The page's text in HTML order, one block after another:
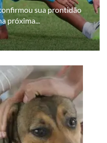
sua prontidão
próxima...